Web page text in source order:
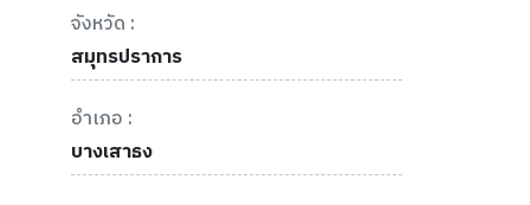
จังหวัด :
สมุทรปราการ
อำเภอ :
บางเสาธง